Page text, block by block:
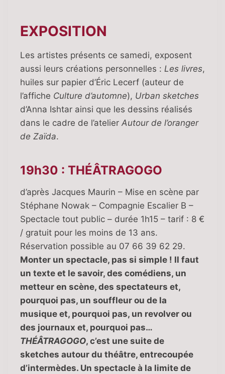
EXPOSITION
Les artistes présents ce samedi, exposent
aussi leurs créations personnelles : Les livres,
huiles sur papier d’Éric Lecerf (auteur de
l’affiche Culture d’automne), Urban sketches
d’Anna Ishtar ainsi que les dessins réalisés
dans le cadre de l’atelier Autour de l’oranger
de Zaïda.
19h30 : THÉÂTRAGOGO
d’après Jacques Maurin – Mise en scène par
Stéphane Nowak – Compagnie Escalier B –
Spectacle tout public – durée 1h15 – tarif : 8 €
/ gratuit pour les moins de 13 ans.
Réservation possible au 07 66 39 62 29.
Monter un spectacle, pas si simple ! Il faut
un texte et le savoir, des comédiens, un
metteur en scène, des spectateurs et,
pourquoi pas, un souffleur ou de la
musique et, pourquoi pas, un revolver ou
des journaux et, pourquoi pas…
THÉÂTRAGOGO, c’est une suite de
sketches autour du théâtre, entrecoupée
d’intermèdes. Un spectacle à la limite de